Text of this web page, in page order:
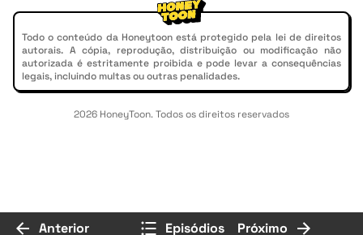
Todo o conteúdo da Honeytoon está protegido pela lei de direitos
autorais. A cópia, reprodução, distribuição ou modificação não
autorizada é estritamente proibida e pode levar a consequências
legais, incluindo multas ou outras penalidades.
2026 HoneyToon. Todos os direitos reservados
Anterior Episódios Próximo